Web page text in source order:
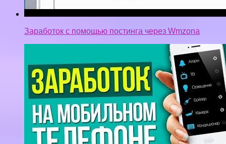
Заработок с помощью постинга через Wmzona